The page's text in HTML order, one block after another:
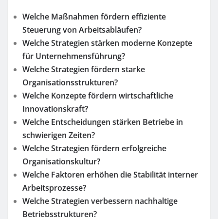
Welche Maßnahmen fördern effiziente
Steuerung von Arbeitsabläufen?
Welche Strategien stärken moderne Konzepte
für Unternehmensführung?
Welche Strategien fördern starke
Organisationsstrukturen?
Welche Konzepte fördern wirtschaftliche
Innovationskraft?
Welche Entscheidungen stärken Betriebe in
schwierigen Zeiten?
Welche Strategien fördern erfolgreiche
Organisationskultur?
Welche Faktoren erhöhen die Stabilität interner
Arbeitsprozesse?
Welche Strategien verbessern nachhaltige
Betriebsstrukturen?